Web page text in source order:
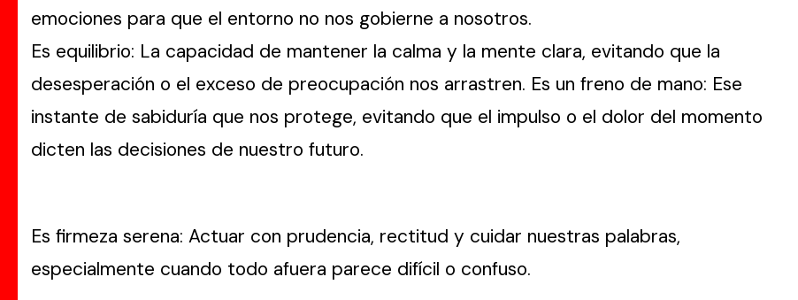
emociones para que el entorno no nos gobierne a nosotros.
Es equilibrio: La capacidad de mantener la calma y la mente clara, evitando que la
desesperación o el exceso de preocupación nos arrastren. Es un freno de mano: Ese
instante de sabiduría que nos protege, evitando que el impulso o el dolor del momento
dicten las decisiones de nuestro futuro.
Es firmeza serena: Actuar con prudencia, rectitud y cuidar nuestras palabras,
especialmente cuando todo afuera parece difícil o confuso.